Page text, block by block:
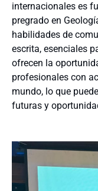
internacionales es
pregrado en
habilidades de
escrita, esenciales
ofrecen la
profesionales con
mundo, lo que
futuras y